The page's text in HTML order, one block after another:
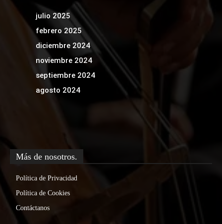
julio 2025
febrero 2025
diciembre 2024
noviembre 2024
septiembre 2024
agosto 2024
Más de nosotros.
Política de Privacidad
Política de Cookies
Contáctanos